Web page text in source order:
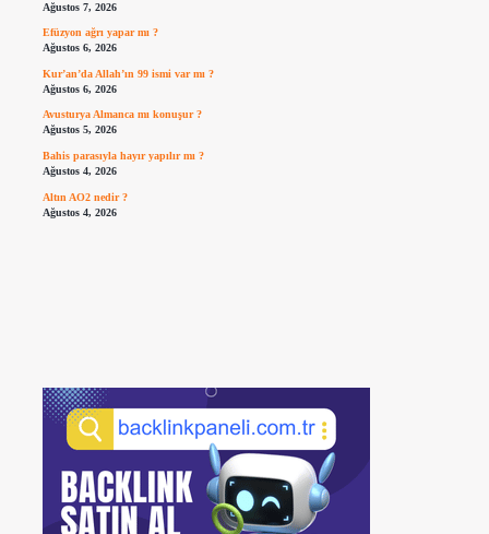
Ağustos 7, 2026
Efüzyon ağrı yapar mı ?
Ağustos 6, 2026
Kur’an’da Allah’ın 99 ismi var mı ?
Ağustos 6, 2026
Avusturya Almanca mı konuşur ?
Ağustos 5, 2026
Bahis parasıyla hayır yapılır mı ?
Ağustos 4, 2026
Altın AO2 nedir ?
Ağustos 4, 2026